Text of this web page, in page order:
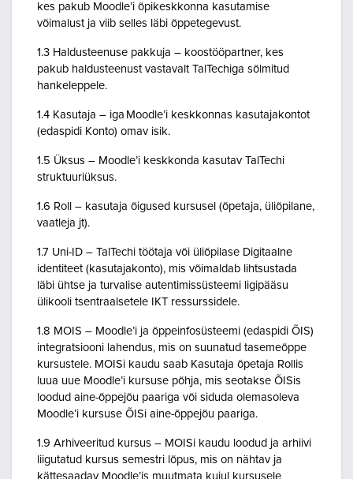
kes pakub Moodle’i õpikeskkonna kasutamise
võimalust ja viib selles läbi õppetegevust.
1.3 Haldusteenuse pakkuja – koostööpartner, kes
pakub haldusteenust vastavalt TalTechiga sõlmitud
hankeleppele.
1.4 Kasutaja – iga Moodle’i keskkonnas kasutajakontot
(edaspidi Konto) omav isik.
1.5 Üksus – Moodle’i keskkonda kasutav TalTechi
struktuuriüksus.
1.6 Roll – kasutaja õigused kursusel (õpetaja, üliõpilane,
vaatleja jt).
1.7 Uni-ID – TalTechi töötaja või üliõpilase Digitaalne
identiteet (kasutajakonto), mis võimaldab lihtsustada
läbi ühtse ja turvalise autentimissüsteemi ligipääsu
ülikooli tsentraalsetele IKT ressurssidele.
1.8 MOIS – Moodle’i ja õppeinfosüsteemi (edaspidi ÕIS)
integratsiooni lahendus, mis on suunatud tasemeõppe
kursustele. MOISi kaudu saab Kasutaja õpetaja Rollis
luua uue Moodle’i kursuse põhja, mis seotakse ÕISis
loodud aine-õppejõu paariga või siduda olemasoleva
Moodle’i kursuse ÕISi aine-õppejõu paariga.
1.9 Arhiveeritud kursus – MOISi kaudu loodud ja arhiivi
liigutatud kursus semestri lõpus, mis on nähtav ja
kättesaadav Moodle’is muutmata kujul kursusele